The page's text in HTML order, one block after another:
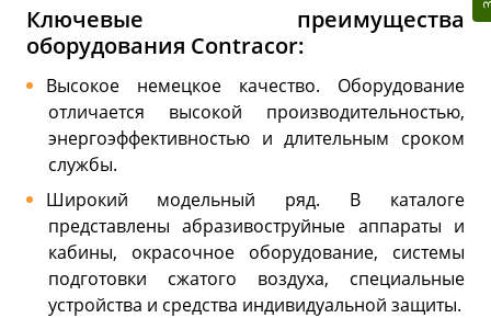
Ключевые преимущества
оборудования Contracor:
Высокое немецкое качество. Оборудование
отличается высокой производительностью,
энергоэффективностью и длительным сроком
службы.
Широкий модельный ряд. В каталоге
представлены абразивоструйные аппараты и
кабины, окрасочное оборудование, системы
подготовки сжатого воздуха, специальные
устройства и средства индивидуальной защиты.